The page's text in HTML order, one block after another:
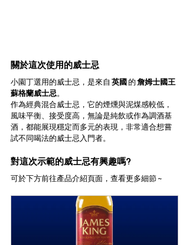
關於這次使用的威士忌
小園丁選用的威士忌，是來自 英國 的 詹姆士國王
蘇格蘭威士忌。
作為經典混合威士忌，它的煙燻與泥煤感較低，
風味平衡、接受度高，無論是純飲或作為調酒基
酒，都能展現穩定而多元的表現，非常適合想嘗
試不同喝法的威士忌入門者。
對這次示範的威士忌有興趣嗎?
可於下方前往產品介紹頁面，查看更多細節 ~